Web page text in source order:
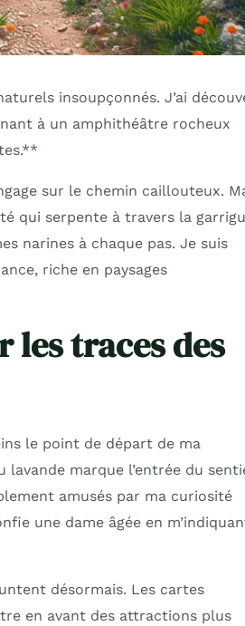
insoupçonnés. J’ai
à un amphithéâtre rocheux
sur le chemin caillouteux.
qui serpente à travers la
narines à chaque pas. Je suis
riche en paysages
les traces des
le point de départ de ma
marque l’entrée du
amusés par ma curiosité
une dame âgée en
désormais. Les cartes
en avant des attractions plus